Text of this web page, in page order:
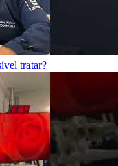
tratar?